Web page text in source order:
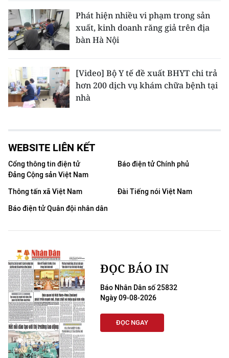
Phát hiện nhiều vi phạm trong sản
xuất, kinh doanh răng giả trên địa
bàn Hà Nội
[Video] Bộ Y tế đề xuất BHYT chi trả
hơn 200 dịch vụ khám chữa bệnh tại
nhà
WEBSITE LIÊN KẾT
Cổng thông tin điện tử
Đảng Cộng sản Việt Nam
Báo điện tử Chính phủ
Thông tấn xã Việt Nam
Đài Tiếng nói Việt Nam
Báo điện tử Quân đội nhân dân
ĐỌC BÁO IN
Báo Nhân Dân số 25832
Ngày 09-08-2026
ĐỌC NGAY